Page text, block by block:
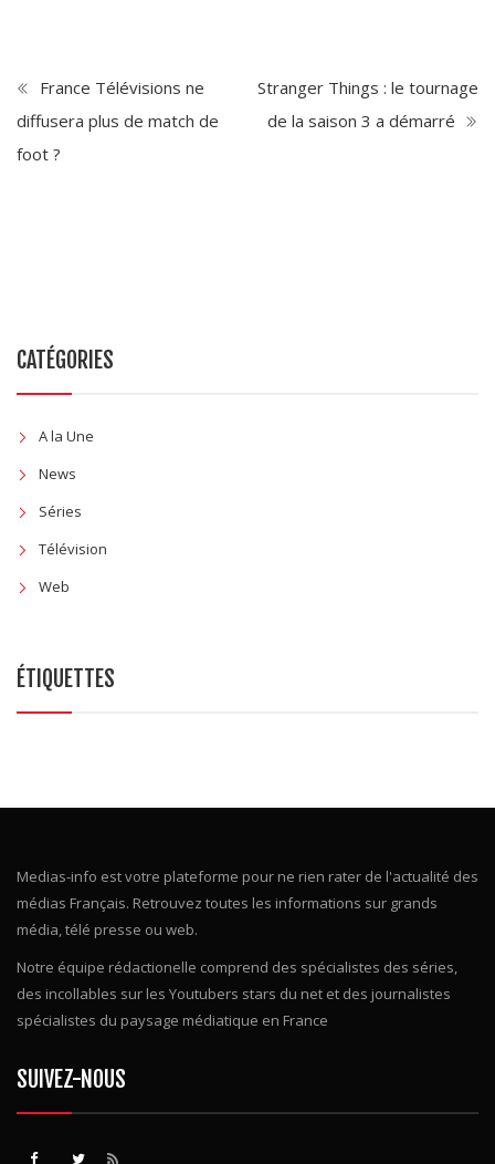
France Télévisions ne
diffusera plus de match de
foot ?
Stranger Things : le tournage
de la saison 3 a démarré
CATÉGORIES
A la Une
News
Séries
Télévision
Web
ÉTIQUETTES
Medias-info est votre plateforme pour ne rien rater de l'actualité des
médias Français. Retrouvez toutes les informations sur grands
média, télé presse ou web.
Notre équipe rédactionelle comprend des spécialistes des séries,
des incollables sur les Youtubers stars du net et des journalistes
spécialistes du paysage médiatique en France
SUIVEZ-NOUS